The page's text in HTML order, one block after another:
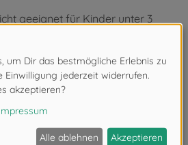
geeignet für Kinder unter 3